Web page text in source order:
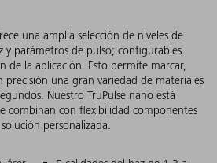
una amplia selección de niveles de
y parámetros de pulso; configurables
de la aplicación. Esto permite marcar,
una gran variedad de materiales
Nuestro TruPulse nano está
combinan con flexibilidad componentes
personalizada.